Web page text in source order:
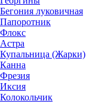
Бегония луковичная
Папоротник
Флокс
Астра
Купальница (Жарки)
Канна
Фрезия
Иксия
Колокольчик